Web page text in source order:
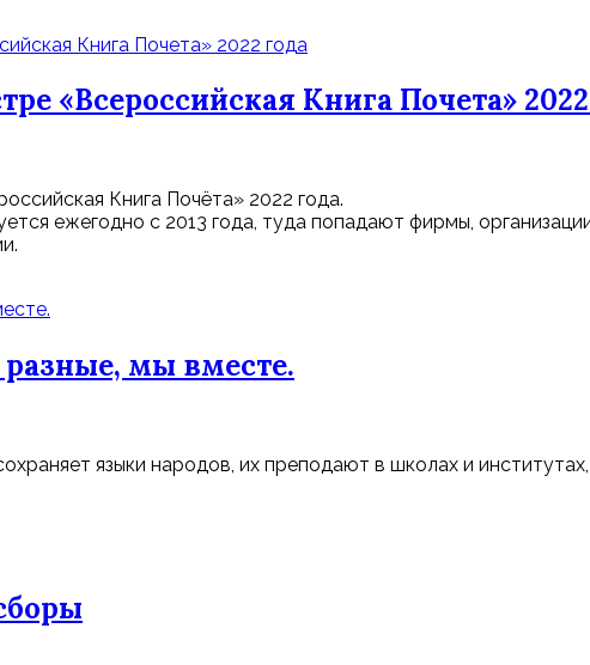
«Всероссийская Книга Почета»
Книга Почёта» 2022 года.
ежегодно с 2013 года, туда попадают фирмы,
мы вместе.
языки народов, их преподают в школах и